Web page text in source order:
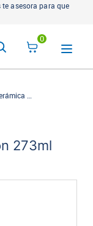
asesora para que
0
273ml